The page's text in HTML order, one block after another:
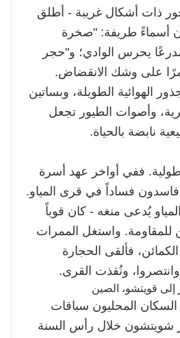
ذات أشكال غريبة - أطلق
أسماءً طريفة: "صخرة
يحرس الوادي؛ و"حجر
على وشك الانقضاض.
الهوائية الطويلة، وبساتين
وأصوات الطيور تجعل
نابضة بالحياة.
ففي أواخر عهد أسرة
فساداً في قرى المياو.
يُدعى منغه - كان قوياً
للمقاومة. واستغل الممرات
فألقى الحجارة
ونُقذت القرى.
السكان المحليون سباقات
شويتشون خلال رأس السنة